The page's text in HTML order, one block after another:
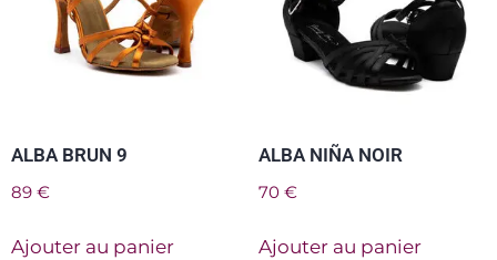
ALBA BRUN 9
89 €
Ajouter au panier
ALBA NIÑA NOIR
70 €
Ajouter au panier